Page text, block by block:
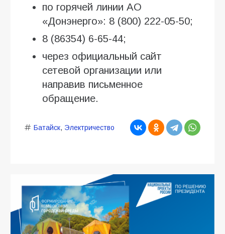
по горячей линии АО
«Донэнерго»: 8 (800) 222-05-50;
8 (86354) 6-65-44;
через официальный сайт
сетевой организации или
направив письменное
обращение.
Батайск, Электричество